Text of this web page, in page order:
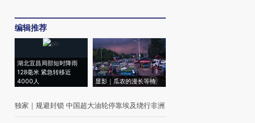
编辑推荐
湖北宜昌局部短时降雨
128毫米 紧急转移近
4000人
显影｜瓜农的漫长等待
独家 ｜ 规避封锁 中国超大油轮停靠埃及绕行非洲